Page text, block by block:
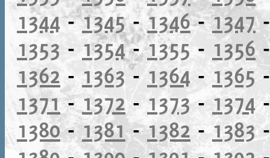
1344-1345-1346-1347
1353 - 1354-1355 - 1356
1362 - 1363- 1364-1365
1371-1372 - 1373-1374
1380-1381-1382-1383